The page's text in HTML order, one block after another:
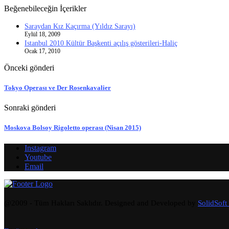
Beğenebileceğin İçerikler
Saraydan Kız Kaçırma (Yıldız Sarayı)
Eylül 18, 2009
Istanbul 2010 Kültür Başkenti açılış gösterileri-Haliç
Ocak 17, 2010
Önceki gönderi
Tokyo Operası ve Der Rosenkavalier
Sonraki gönderi
Moskova Bolsoy Rigoletto operası (Nisan 2015)
Instagram
Youtube
Email
SolidSoft